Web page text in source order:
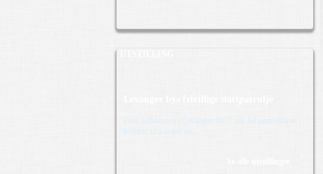
Etter bybrannen i Levanger 1877 tok formannskapet
initiativ til å starte en...